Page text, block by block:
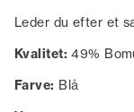
Leder du efter et
Kvalitet: 49%
Farve: Blå